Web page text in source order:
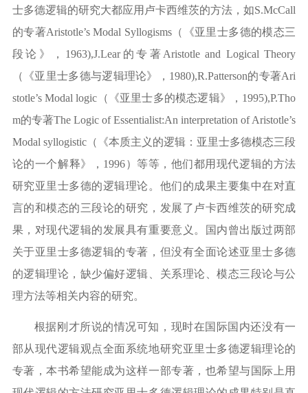
士多德逻辑的研究大都应用卢卡西维茨的方法，如S.McCall
的专著Aristotle’s Modal Syllogisms（《亚里士多德的模态三
段论》， 1963),J.Lear的专著 Aristotle and Logical Theory
（《亚里士多德与逻辑理论》， 1980),R.Patterson的专著Ari
stotle’s Modal logic （《亚里士多的模态逻辑》， 1995),P.Tho
m的专著The Logic of Essentialist:An interpretation of Aristotle’s
Modal syllogistic（《本质主义的逻辑：亚里士多德模态三段
论的一个解释》， 1996）等等，他们都用现代逻辑的方法
研究亚里士多德的逻辑理论。他们的成果主要集中在对直
言的和模态的三段论的研究，发展了卢卡西维茨的研究成
果，对现代逻辑的发展具有重要意义。国内曾出版过两部
关于亚里士多德逻辑的专著，但没有全面论述亚里士多德
的逻辑理论，缺少偏好逻辑、关系理论、模态三段论与公
理方法等相关内容的研究。
根据刚才所说的情况可知，现时在国际国内还没有一
部从现代逻辑观点全面系统地研究亚里士多德逻辑理论的
专著，本书希望能成为这样一部专著，也希望与国际上用